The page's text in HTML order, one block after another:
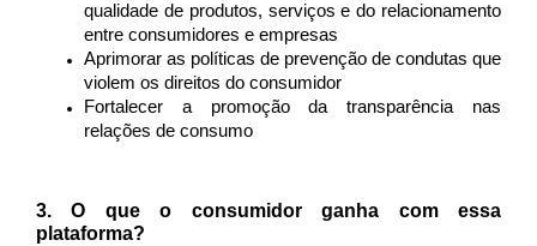
qualidade de produtos, serviços e do relacionamento
entre consumidores e empresas
Aprimorar as políticas de prevenção de condutas que
violem os direitos do consumidor
Fortalecer a promoção da transparência nas
relações de consumo
3. O que o consumidor ganha com essa
plataforma?